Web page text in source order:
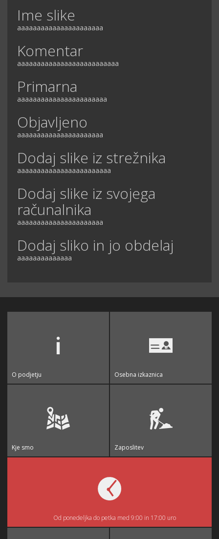
Ime slike
aaaaaaaaaaaaaaaaaaaaaa
Komentar
aaaaaaaaaaaaaaaaaaaaaaaaaa
Primarna
aaaaaaaaaaaaaaaaaaaaaaa
Objavljeno
aaaaaaaaaaaaaaaaaaaaaa
Dodaj slike iz strežnika
aaaaaaaaaaaaaaaaaaaaaaaa
Dodaj slike iz svojega
računalnika
aaaaaaaaaaaaaaaaaaaaaa
Dodaj sliko in jo obdelaj
aaaaaaaaaaaaaa
O podjetju Osebna izkaznica
Kje smo Zaposlitev
Od ponedeljka do petka med 9:00 in 17:00 uro